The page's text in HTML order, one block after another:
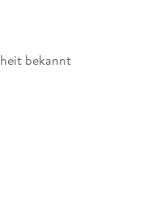
bekannt